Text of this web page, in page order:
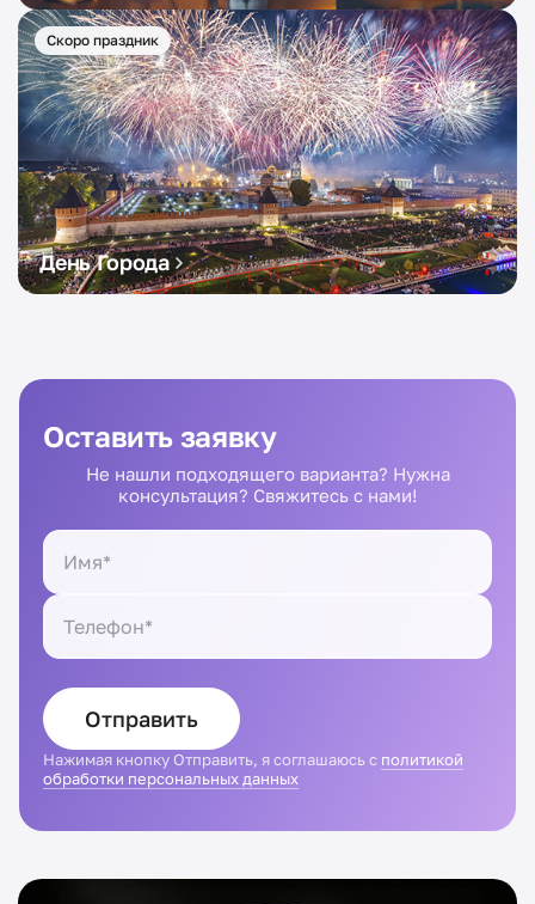
Скоро праздник
День Города
Оставить заявку
Не нашли подходящего варианта? Нужна
консультация? Свяжитесь с нами!
Отправить
Нажимая кнопку Отправить, я соглашаюсь с политикой
обработки персональных данных